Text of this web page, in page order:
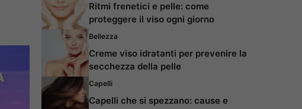
Ritmi frenetici e pelle: come
proteggere il viso ogni giorno
Bellezza
Creme viso idratanti per prevenire la
secchezza della pelle
Capelli
Capelli che si spezzano: cause e